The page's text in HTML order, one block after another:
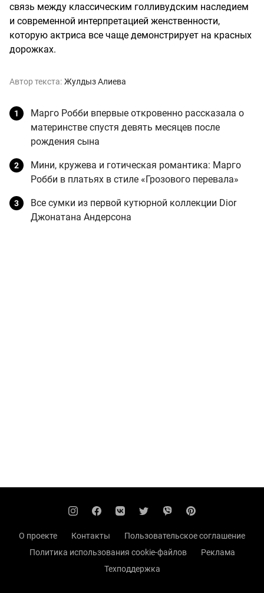
связь между классическим голливудским наследием
и современной интерпретацией женственности,
которую актриса все чаще демонстрирует на красных
дорожках.
Автор текста: Жулдыз Алиева
Марго Робби впервые откровенно рассказала о
материнстве спустя девять месяцев после
рождения сына
Мини, кружева и готическая романтика: Марго
Робби в платьях в стиле «Грозового перевала»
Все сумки из первой кутюрной коллекции Dior
Джонатана Андерсона
О проекте Контакты
Пользовательское соглашение
Политика использования cookie-файлов
Реклама
Техподдержка